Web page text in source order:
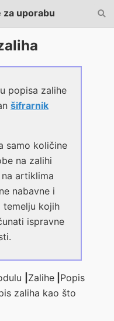
uporabu
popisa zalihe
šifrarnik
samo količine
na zalihi
artiklima
nabavne i
temelju kojih
ispravne
Zalihe Popis
zaliha kao što